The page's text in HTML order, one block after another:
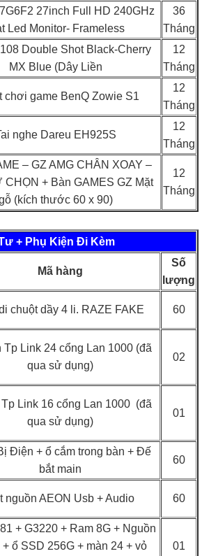
27inch Full HD 240GHz
Led Monitor- Frameless
36
Tháng
Double Shot Black-Cherry
MX Blue (Dây Liền
12
Tháng
chơi game BenQ Zowie S1
12
Tháng
nghe Dareu EH925S
12
Tháng
– GZ AMG CHÂN XOAY –
CHỌN + Bàn GAMES GZ Mặt
(kích thước 60 x 90)
12
Tháng
+ Phụ Kiện Đi Kèm
Mã hàng
Số
lượng
chuột dầy 4 li. RAZE FAKE 60
Tp Link 24 cổng Lan 1000 (đã
qua sử dụng)
02
Link 16 cổng Lan 1000 (đã
qua sử dụng)
01
Điện + ổ cắm trong bàn + Đế
bắt main
60
nguồn AEON Usb + Audio 60
+ G3220 + Ram 8G + Nguồn
ổ SSD 256G + màn 24 + vỏ
01